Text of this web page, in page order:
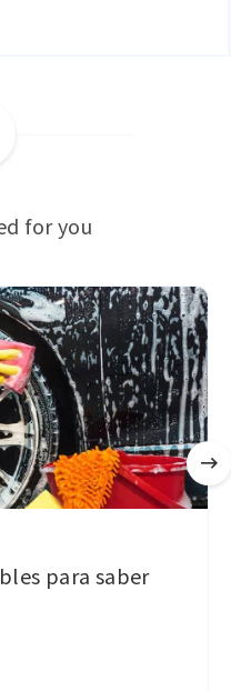
for you
para saber